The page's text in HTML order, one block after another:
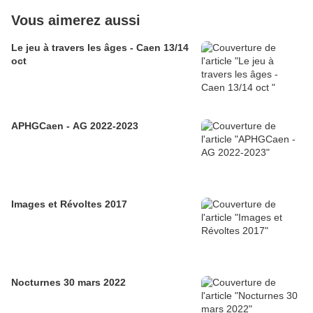
Vous aimerez aussi
Le jeu à travers les âges - Caen 13/14
oct
APHGCaen - AG 2022-2023
Images et Révoltes 2017
Nocturnes 30 mars 2022